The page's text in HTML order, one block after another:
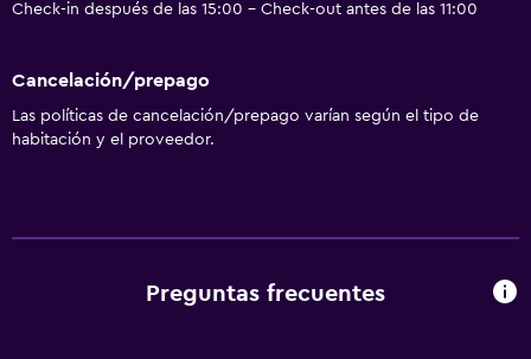
Para no fumadores
Lavabo bajo
Almohada sin plumas
Check-in después de las 15:00 - Check-out antes de las 11:00
Cancelación/prepago
Las políticas de cancelación/prepago varían según el tipo de
habitación y el proveedor.
Preguntas frecuentes